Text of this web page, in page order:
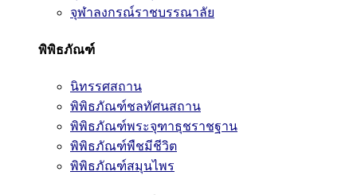
จุฬาลงกรณ์ราชบรรณาลัย
พิพิธภัณฑ์
นิทรรศสถาน
พิพิธภัณฑ์ชลทัศนสถาน
พิพิธภัณฑ์พระจุฑาธุชราชฐาน
พิพิธภัณฑ์พืชมีชีวิต
พิพิธภัณฑ์สมุนไพร